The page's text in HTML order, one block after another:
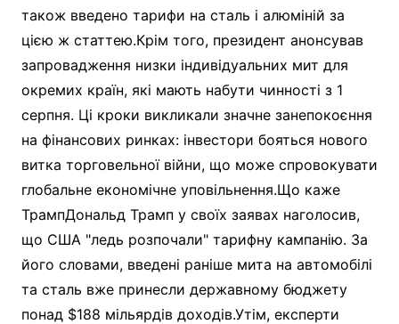
також введено тарифи на сталь і алюміній за
цією ж статтею.Крім того, президент анонсував
запровадження низки індивідуальних мит для
окремих країн, які мають набути чинності з 1
серпня. Ці кроки викликали значне занепокоєння
на фінансових ринках: інвестори бояться нового
витка торговельної війни, що може спровокувати
глобальне економічне уповільнення.Що каже
ТрампДональд Трамп у своїх заявах наголосив,
що США "ледь розпочали" тарифну кампанію. За
його словами, введені раніше мита на автомобілі
та сталь вже принесли державному бюджету
понад $188 мільярдів доходів.Утім, експерти